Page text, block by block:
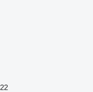
22